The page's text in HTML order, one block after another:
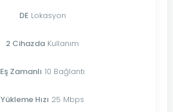
DE Lokasyon
2 Cihazda Kullanım
Eş Zamanlı 10 Bağlantı
Yükleme Hızı 25 Mbps